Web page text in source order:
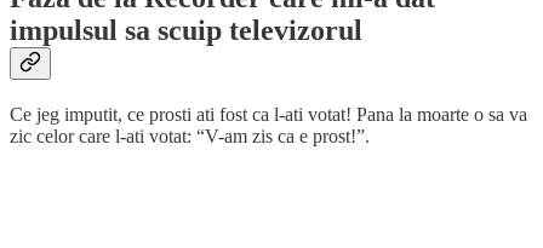
impulsul sa scuip televizorul
Ce jeg imputit, ce prosti ati fost ca l-ati votat! Pana la moarte o sa va
zic celor care l-ati votat: “V-am zis ca e prost!”.